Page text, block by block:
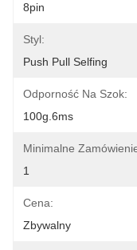
8pin
Styl:
Push Pull Selfing
Odporność Na Szok:
100g.6ms
Minimalne
1
Cena:
Zbywalny